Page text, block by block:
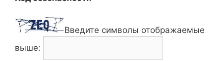
Введите символы отображаемые
выше: